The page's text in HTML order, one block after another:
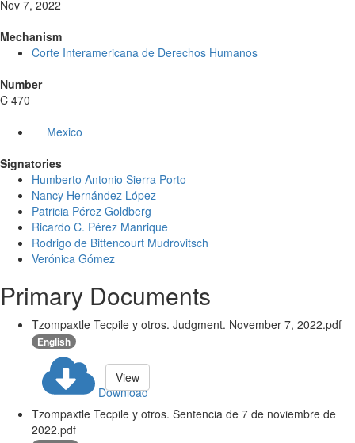
Nov 7, 2022
Mechanism
Corte Interamericana de Derechos Humanos
Number
C 470
Mexico
Signatories
Humberto Antonio Sierra Porto
Nancy Hernández López
Patricia Pérez Goldberg
Ricardo C. Pérez Manrique
Rodrigo de Bittencourt Mudrovitsch
Verónica Gómez
Primary Documents
Tzompaxtle Tecpile y otros. Judgment. November 7, 2022.pdf
English
Download
View
Tzompaxtle Tecpile y otros. Sentencia de 7 de noviembre de
2022.pdf